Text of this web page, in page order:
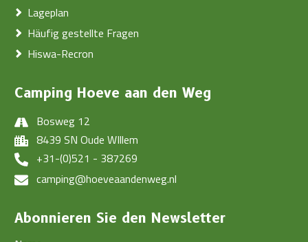
Lageplan
Häufig gestellte Fragen
Hiswa-Recron
Camping Hoeve aan den Weg
Bosweg 12
8439 SN Oude WIllem
+31-(0)521 - 387269
camping@hoeveaandenweg.nl
Abonnieren Sie den Newsletter